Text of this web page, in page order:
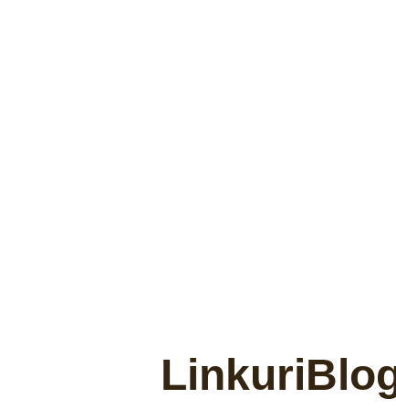
Linkuri